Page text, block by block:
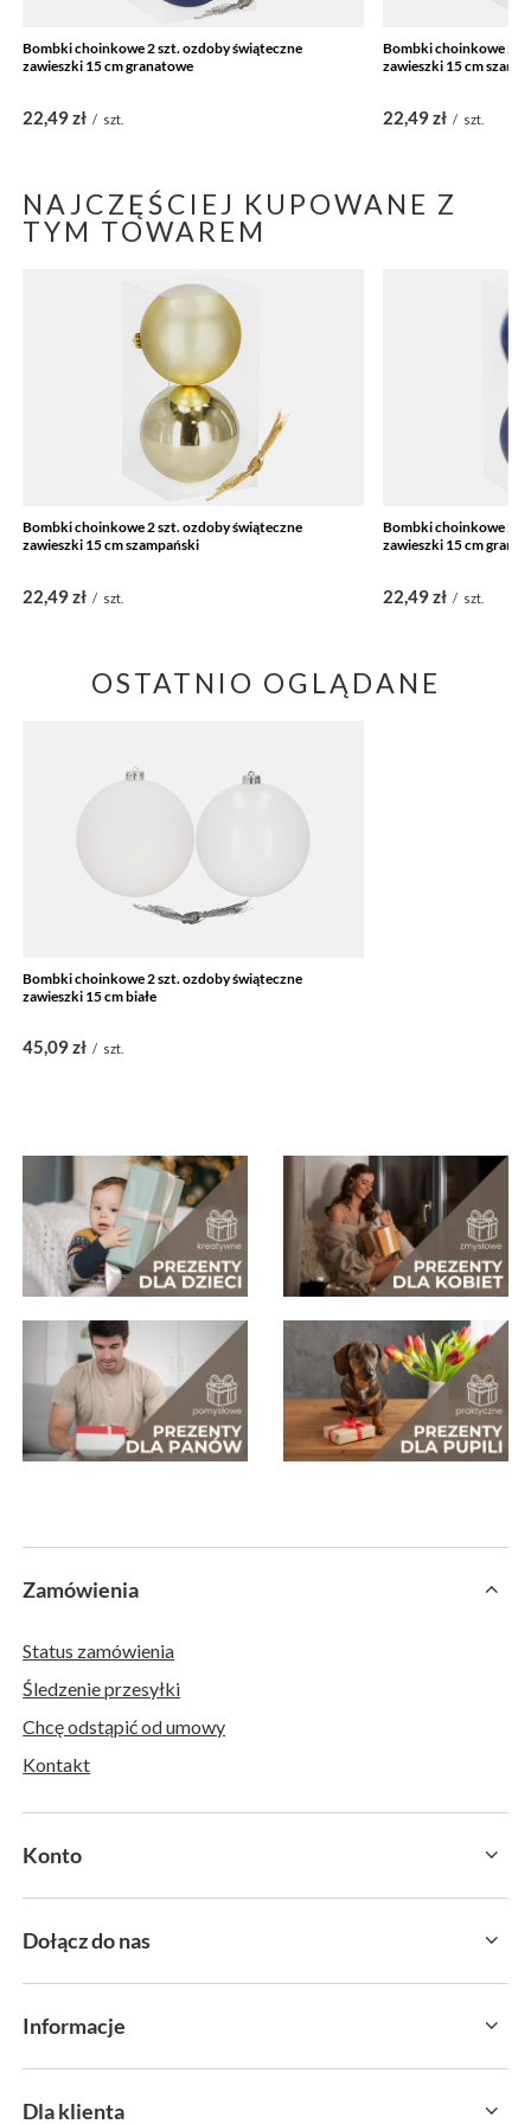
Bombki choinkowe 2 szt. ozdoby świąteczne
zawieszki 15 cm granatowe
22,49 zł / szt.
Bombki choinkowe 2
zawieszki 15 cm
22,49 zł / szt.
NAJCZĘŚCIEJ KUPOWANE Z
TYM TOWAREM
Bombki choinkowe 2 szt. ozdoby świąteczne
zawieszki 15 cm szampański
22,49 zł / szt.
Bombki choinkowe 2
zawieszki 15 cm
22,49 zł / szt.
OSTATNIO OGLĄDANE
Bombki choinkowe 2 szt. ozdoby świąteczne
zawieszki 15 cm białe
45,09 zł / szt.
Zamówienia
Status zamówienia
Śledzenie przesyłki
Chcę odstąpić od umowy
Kontakt
Konto
Dołącz do nas
Informacje
Dla klienta